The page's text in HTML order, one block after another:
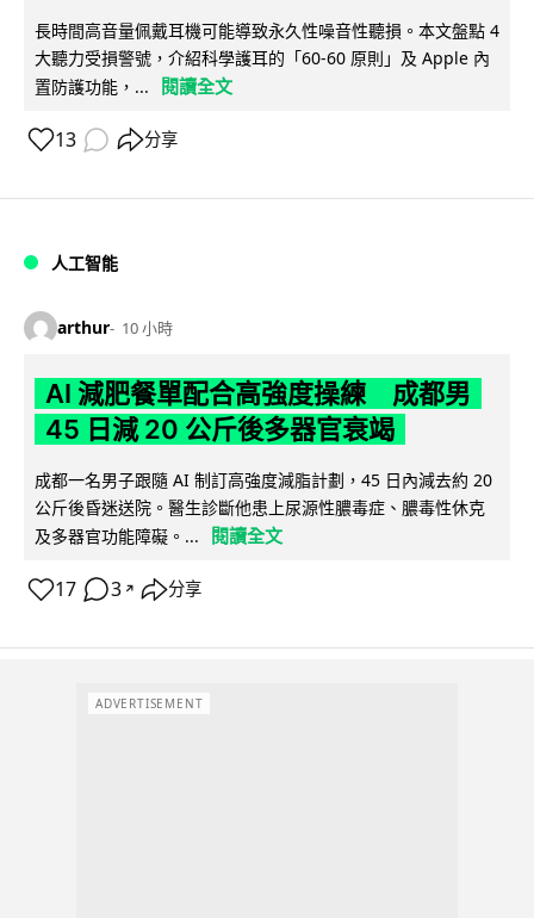
長時間高音量佩戴耳機可能導致永久性噪音性聽損。本文盤點 4
大聽力受損警號，介紹科學護耳的「60-60 原則」及 Apple 內
置防護功能，...
閱讀全文
13 分享
人工智能
arthur 10 小時
AI 減肥餐單配合高強度操練 成都男
45 日減 20 公斤後多器官衰竭
成都一名男子跟隨 AI 制訂高強度減脂計劃，45 日內減去約 20
公斤後昏迷送院。醫生診斷他患上尿源性膿毒症、膿毒性休克
及多器官功能障礙。...
閱讀全文
17 3 ↗ 分享
ADVERTISEMENT